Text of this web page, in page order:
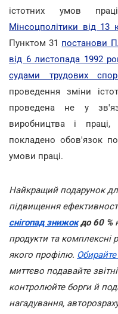
істотних умов
Мінсоцполітики від
Пунктом 31 постанови
від 6 листопада 1992
судами трудових
проведення зміни
проведена не у
виробництва і
покладено обов'язок
умови праці.
Найкращий подарунок
підвищення
снігопад знижокдо 60 %
продукти та комплексні
якого профілю.
миттєво подавайте
контролюйте борги й
нагадування,